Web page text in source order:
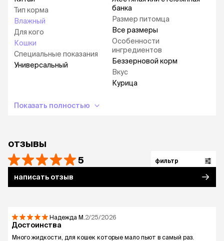
Тип корма
Влажный
Для кого
Кошки
Специальные показания
Универсальный
банка
Размер питомца
Все размеры
Особенности
ингредиентов
Беззерновой корм
Вкус
Курица
Показать полностью
отзывы
5 фильтр
написать отзыв
Надежда М. 2/25/2026
Достоинства
Много жидкости, для кошек которые мало пьют в самый раз.